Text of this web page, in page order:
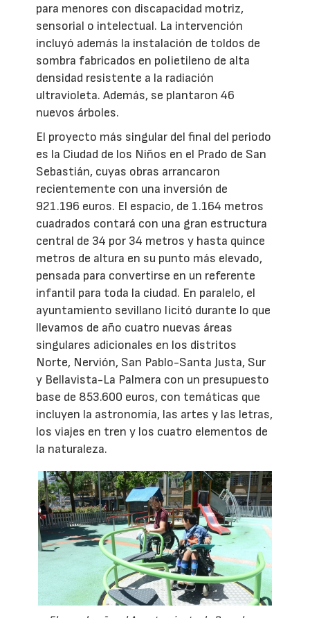
para menores con discapacidad motriz,
sensorial o intelectual. La intervención
incluyó además la instalación de toldos de
sombra fabricados en polietileno de alta
densidad resistente a la radiación
ultravioleta. Además, se plantaron 46
nuevos árboles.
El proyecto más singular del final del periodo
es la Ciudad de los Niños en el Prado de San
Sebastián, cuyas obras arrancaron
recientemente con una inversión de
921.196 euros. El espacio, de 1.164 metros
cuadrados contará con una gran estructura
central de 34 por 34 metros y hasta quince
metros de altura en su punto más elevado,
pensada para convertirse en un referente
infantil para toda la ciudad. En paralelo, el
ayuntamiento sevillano licitó durante lo que
llevamos de año cuatro nuevas áreas
singulares adicionales en los distritos
Norte, Nervión, San Pablo-Santa Justa, Sur
y Bellavista-La Palmera con un presupuesto
base de 853.600 euros, con temáticas que
incluyen la astronomía, las artes y las letras,
los viajes en tren y los cuatro elementos de
la naturaleza.